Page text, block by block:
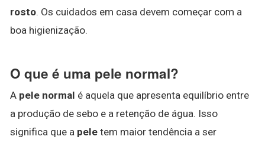
rosto. Os cuidados em casa devem começar com a
boa higienização.
O que é uma pele normal?
A pele normal é aquela que apresenta equilíbrio entre
a produção de sebo e a retenção de água. Isso
significa que a pele tem maior tendência a ser